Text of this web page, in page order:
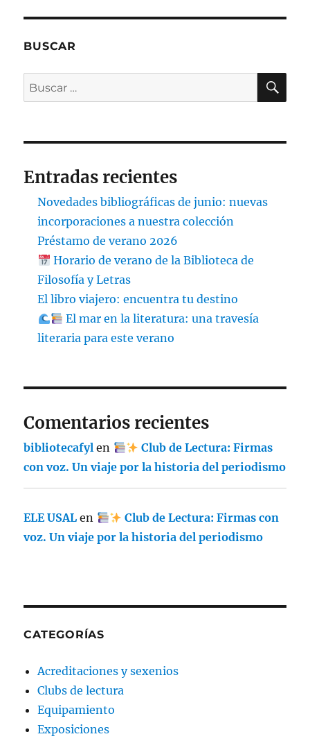
BUSCAR
Buscar
por:
Entradas recientes
Novedades bibliográficas de junio: nuevas
incorporaciones a nuestra colección
Préstamo de verano 2026
Horario de verano de la Biblioteca de
Filosofía y Letras
El libro viajero: encuentra tu destino
El mar en la literatura: una travesía
literaria para este verano
Comentarios recientes
bibliotecafyl en
Club de Lectura: Firmas
con voz. Un viaje por la historia del periodismo
ELE USAL en
Club de Lectura: Firmas con
voz. Un viaje por la historia del periodismo
CATEGORÍAS
Acreditaciones y sexenios
Clubs de lectura
Equipamiento
Exposiciones